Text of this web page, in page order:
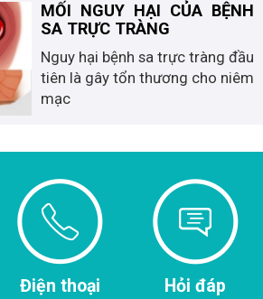
MỐI NGUY HẠI CỦA BỆNH
SA TRỰC TRÀNG
Nguy hại bệnh sa trực tràng đầu
tiên là gây tổn thương cho niêm
mạc
Điện thoại
Hỏi đáp